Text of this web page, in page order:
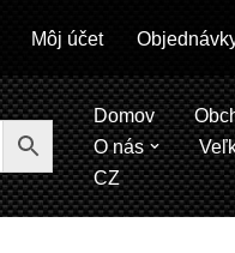
Môj účet
Domov
O nás
CZ